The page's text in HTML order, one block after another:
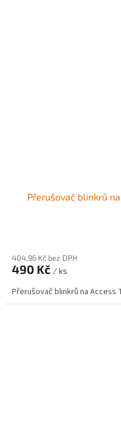
Přerušovač blinkrů
404,96 Kč bez DPH
490 Kč / ks
Přerušovač blinkrů na Access